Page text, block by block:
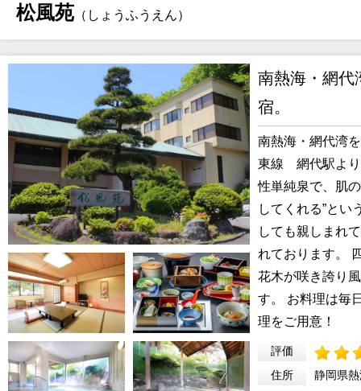
松風苑 （しょうふうえん）
南熱海・網代
宿。
南熱海・網代湾
東線 網代駅より
性単純泉で、肌
してくれる”とい
しても親しまれ
れております。
花木が咲き誇り
す。 お料理は毎
理をご用意！
評価
住所
静岡県